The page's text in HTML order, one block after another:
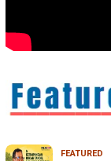
FEATURED